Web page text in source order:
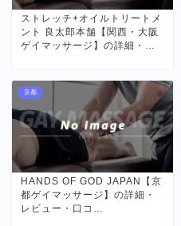
ストレッチ+オイルトリートメ
ント 良太郎本舗【関西・大阪
ゲイマッサージ】の詳細・…
京都
HANDS OF GOD JAPAN【京
都ゲイマッサージ】の詳細・
レビュー・口コ…